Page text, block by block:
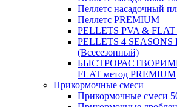
Пеллетс насадочный
Пеллетс PREMIUM
PELLETS PVA &
PELLETS 4 SEASONS
(Всесезонный)
FLAT метод PREMIUM
Прикормочные смеси
Прикормочные смеси